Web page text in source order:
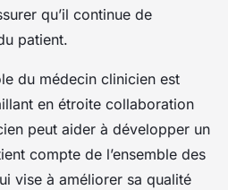
qu’il continue de
patient.
du médecin clinicien est
en étroite collaboration
peut aider à développer un
compte de l’ensemble des
vise à améliorer sa qualité